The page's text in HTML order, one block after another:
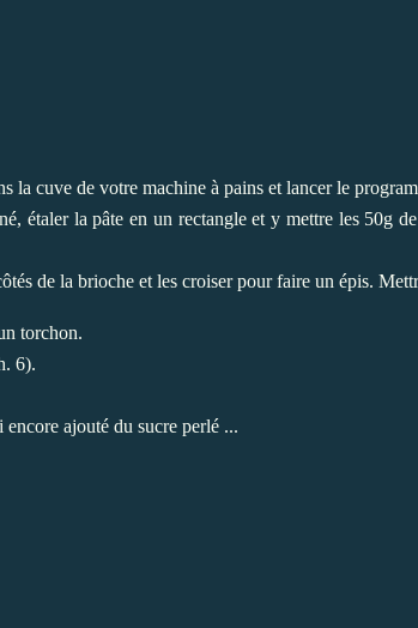
la cuve de votre machine à pains et lancer le
étaler la pâte en un rectangle et y mettre les 50g
de la brioche et les croiser pour faire un épis.
torchon.
6).
ajouté du sucre perlé ...